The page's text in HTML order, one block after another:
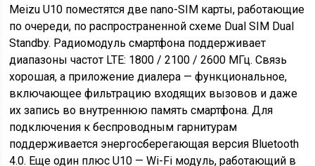
Meizu U10 поместятся две nano-SIM карты, работающие
по очереди, по распространенной схеме Dual SIM Dual
Standby. Радиомодуль смартфона поддерживает
диапазоны частот LTE: 1800 / 2100 / 2600 МГц. Связь
хорошая, а приложение диалера — функциональное,
включающее фильтрацию входящих вызовов и даже
их запись во внутреннюю память смартфона. Для
подключения к беспроводным гарнитурам
поддерживается энергосберегающая версия Bluetooth
4.0. Еще один плюс U10 — Wi-Fi модуль, работающий в